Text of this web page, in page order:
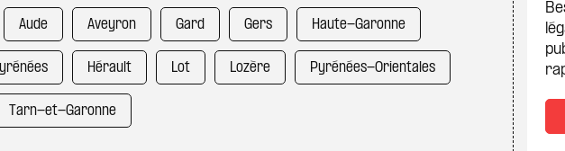
Aude Aveyron Gard Gers Haute-Garonne
Hérault Lot Lozère Pyrénées-Orientales
Tarn-et-Garonne